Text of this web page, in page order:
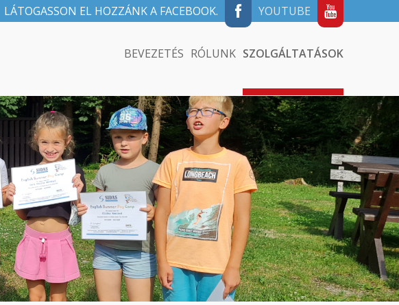
YOUTUBE
LÁTOGASSON EL HOZZÁNK A FACEBOOK.
SZOLGÁLTATÁSOK
RÓLUNK
BEVEZETÉS